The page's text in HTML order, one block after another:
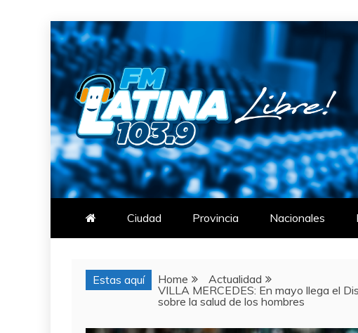
Skip
to
content
FM LATINA
NOTICIAS
Ciudad Provincia Nacionales
Estas aquí Home
Actualidad
VILLA MERCEDES: En mayo llega el
sobre la salud de los hombres